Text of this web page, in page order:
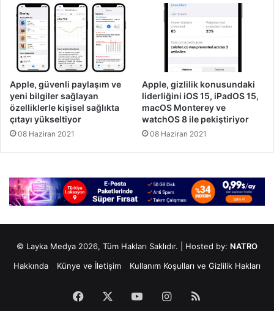
Apple, güvenli paylaşım ve
yeni bilgiler sağlayan
özelliklerle kişisel sağlıkta
çıtayı yükseltiyor
08 Haziran 2021
Apple, gizlilik konusundaki
liderliğini iOS 15, iPadOS 15,
macOS Monterey ve
watchOS 8 ile pekiştiriyor
08 Haziran 2021
© Layka Medya 2026, Tüm Hakları Saklıdır. | Hosted by: NATRO
Hakkında
Künye ve İletişim Kullanım Koşulları ve Gizlilik Hakları
Facebook YouTubeInstagram
RSS